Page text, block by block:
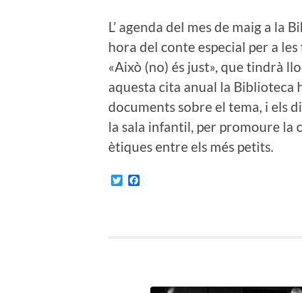
L’ agenda del mes de maig a la
hora del conte especial per a
«Això (no) és just», que tindrà
aquesta cita anual la Biblioteca
documents sobre el tema, i els
la sala infantil, per promoure la
ètiques entre els més petits.
Twitter